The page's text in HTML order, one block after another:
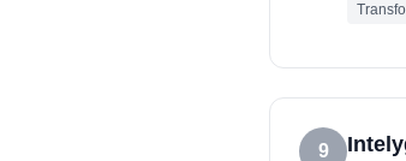
9